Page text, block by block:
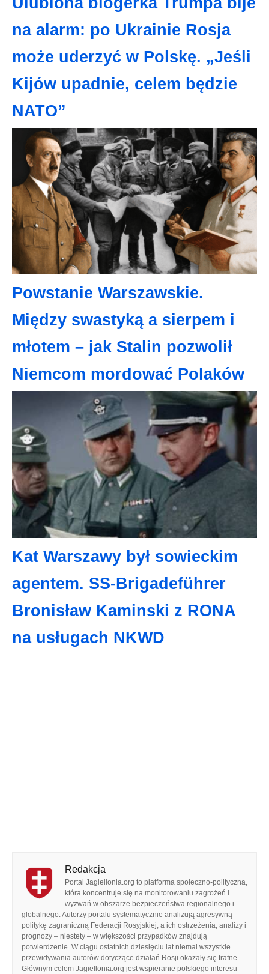
na alarm: po Ukrainie Rosja
może uderzyć w Polskę. „Jeśli
Kijów upadnie, celem będzie
NATO”
Powstanie Warszawskie.
Między swastyką a sierpem i
młotem – jak Stalin pozwolił
Niemcom mordować Polaków
Kat Warszawy był sowieckim
agentem. SS-Brigadeführer
Bronisław Kaminski z RONA
na usługach NKWD
Redakcja
Portal Jagiellonia.org to platforma społeczno-polityczna,
która koncentruje się na monitorowaniu zagrożeń i
wyzwań w obszarze bezpieczeństwa regionalnego i
globalnego. Autorzy portalu systematycznie analizują agresywną
politykę zagraniczną Federacji Rosyjskiej, a ich ostrzeżenia, analizy i
prognozy – niestety – w większości przypadków znajdują
potwierdzenie. W ciągu ostatnich dziesięciu lat niemal wszystkie
przewidywania autorów dotyczące działań Rosji okazały się trafne.
Głównym celem Jagiellonia.org jest wspieranie polskiego interesu